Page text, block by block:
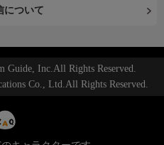
について
Guide, Inc.All Rights Reserved.
Co., Ltd.All Rights Reserved.